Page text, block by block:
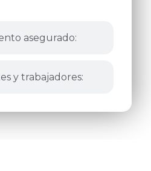
asegurado:
y trabajadores: